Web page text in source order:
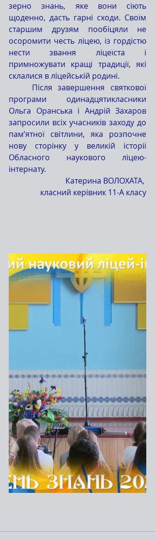
зерно знань, яке вони сіють
щоденно, дасть гарні сходи. Своїм
старшим друзям пообіцяли не
осоромити честь ліцею, із гордістю
нести звання ліцеїста і
примножувати кращі традиції, які
склалися в ліцейській родині.
програми одинадцятикласники
Ольга Оранська і Андрій Захаров
запросили всіх учасників заходу до
пам’ятної світлини, яка розпочне
нову сторінку у великій історії
Обласного наукового ліцею-
інтернату.
Катерина ВОЛОХАТА,
класний керівник 11-А класу